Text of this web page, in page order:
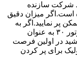
شرکت سازنده
میزان دقیق
پر نمایید.اگر به
روغن هیدرولیک دسترسی ندارید از روغن موتور ۳۰ به عنوان
در اولین فرصت
برای پر کردن